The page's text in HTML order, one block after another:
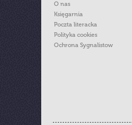
O nas
Księgarnia
Poczta literacka
Polityka cookies
Ochrona Sygnalistow